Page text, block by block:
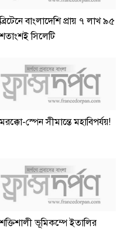
ব্রিটেনে বাংলাদেশি প্রায় ৭ লাখ ৯৫
শতাংশই সিলেটি
মরক্কো-স্পেন সীমান্তে মহাবিপর্যয়!
শক্তিশালী ভূমিকম্পে ইতালির